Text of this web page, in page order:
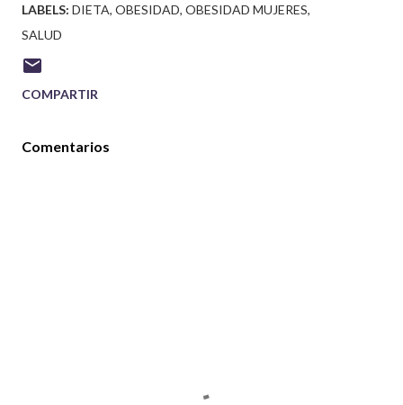
LABELS: DIETA OBESIDAD OBESIDAD MUJERES
SALUD
COMPARTIR
Comentarios